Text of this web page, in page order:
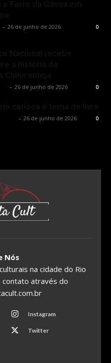
- 26 de junho de 2026 0
- 26 de junho de 2026 0
- 26 de junho de 2026 0
Nós
na cidade do Rio
contato através do
Instagram
Twitter